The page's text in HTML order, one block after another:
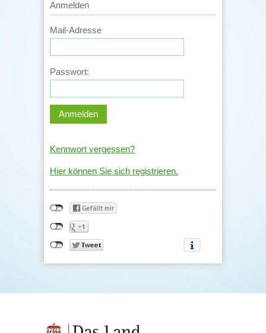
Anmelden
Mail-Adresse
Passwort:
Kennwort vergessen?
Hier können Sie sich registrieren.